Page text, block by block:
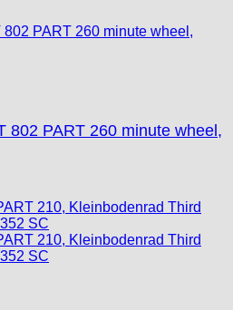
802 PART 260 minute wheel,